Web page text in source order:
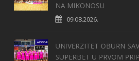
NA MIKONOSU
09.08.2026.
UNIVERZITET OBURN
SUPERBET U PRVOM